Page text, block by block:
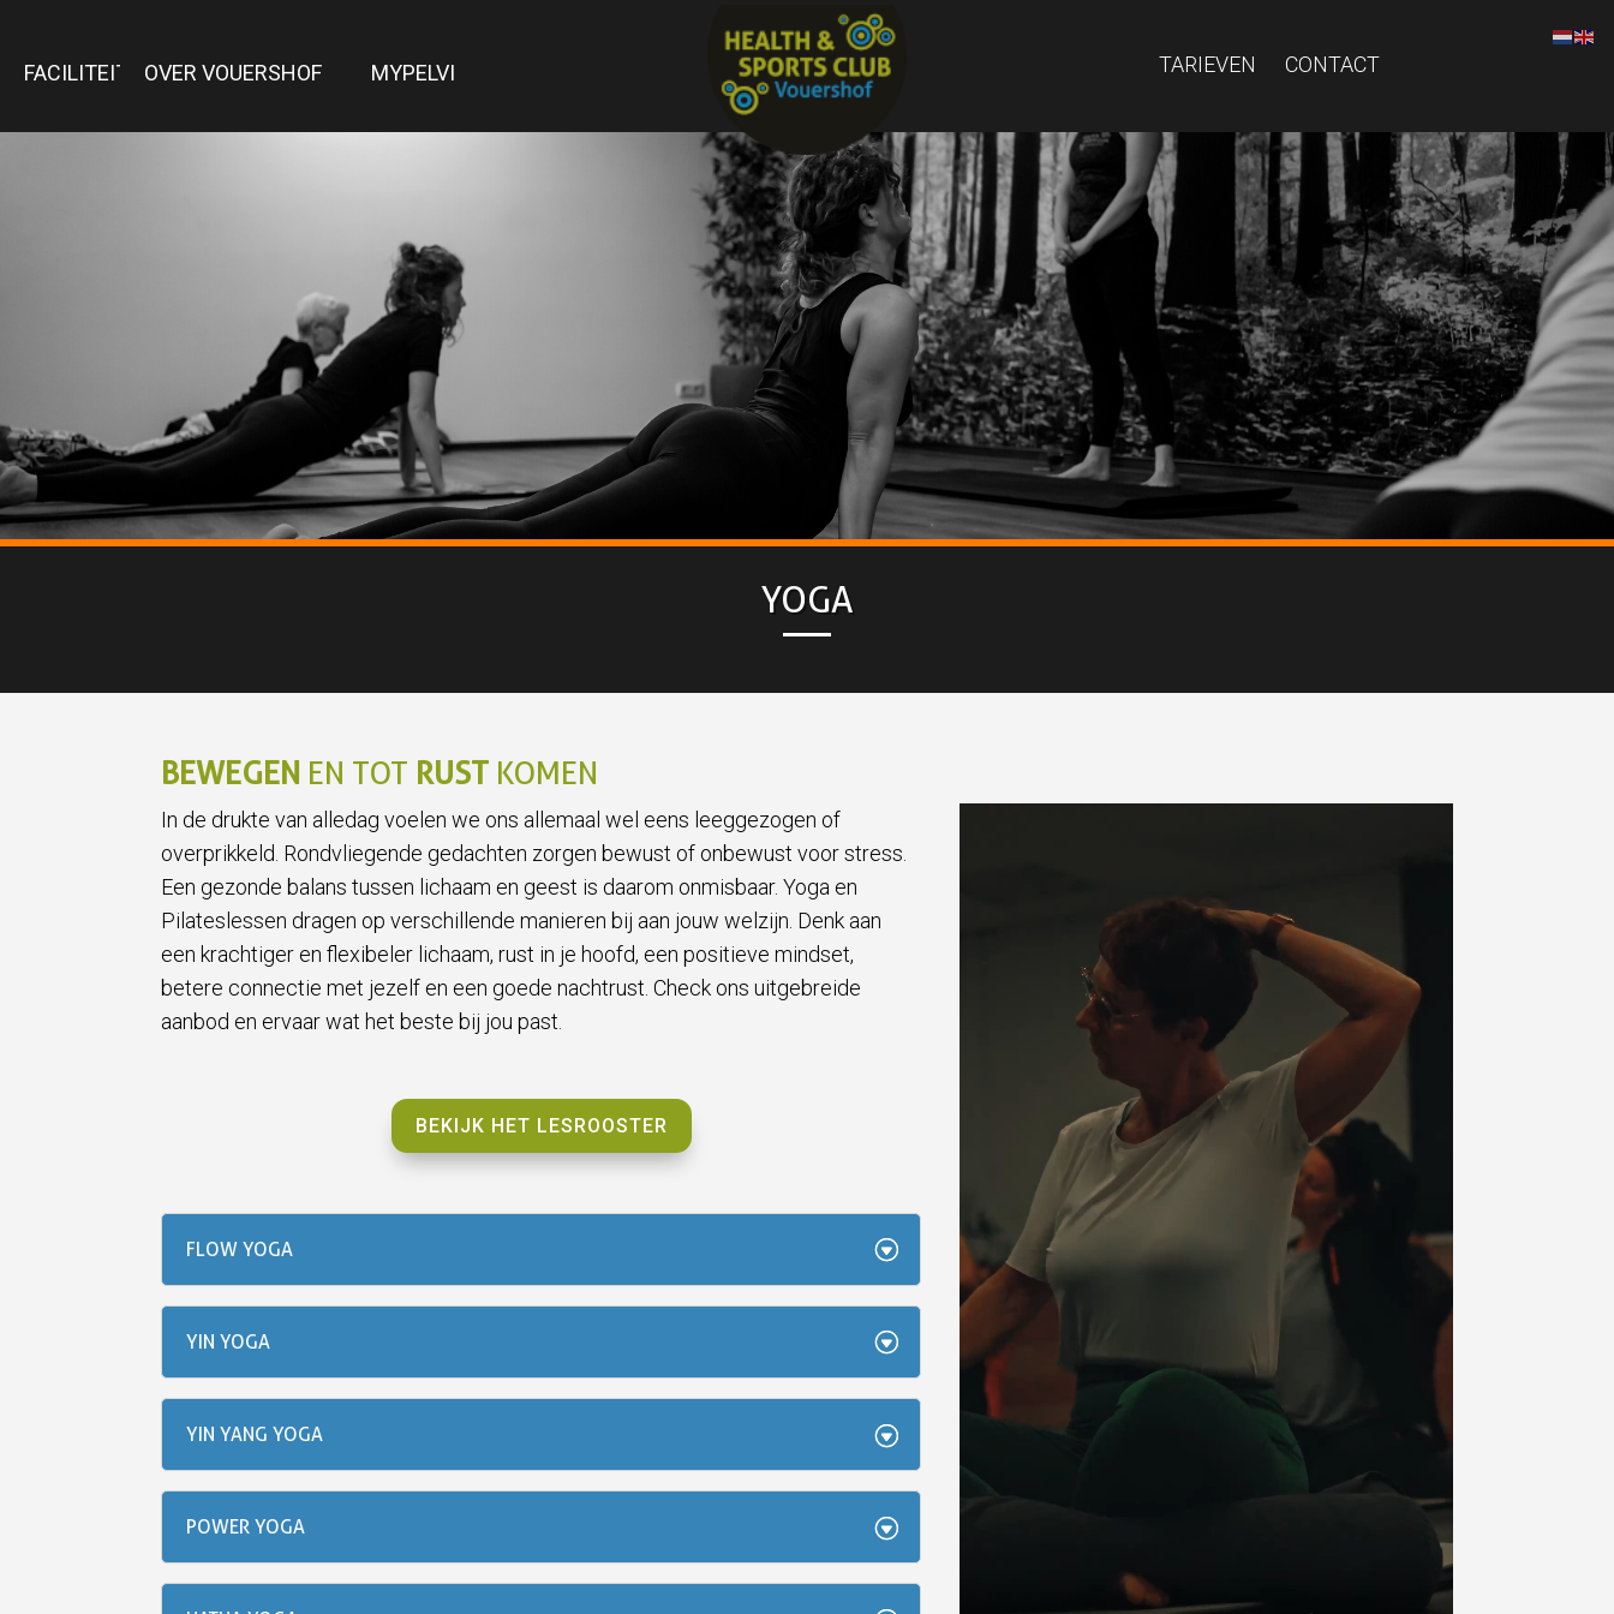
FACILITEITENOVER VOUERSHOF MYPELVI TARIEVEN CONTACT
YOGA
BEWEGEN EN TOT RUST KOMEN
In de drukte van alledag voelen we ons allemaal wel eens leeggezogen of
overprikkeld. Rondvliegende gedachten zorgen bewust of onbewust voor stress.
Een gezonde balans tussen lichaam en geest is daarom onmisbaar. Yoga en
Pilateslessen dragen op verschillende manieren bij aan jouw welzijn. Denk aan
een krachtiger en flexibeler lichaam, rust in je hoofd, een positieve mindset,
betere connectie met jezelf en een goede nachtrust. Check ons uitgebreide
aanbod en ervaar wat het beste bij jou past.
BEKIJK HET LESROOSTER
FLOW YOGA
YIN YOGA
YIN YANG YOGA
POWER YOGA